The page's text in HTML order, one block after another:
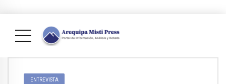
ENTREVISTA